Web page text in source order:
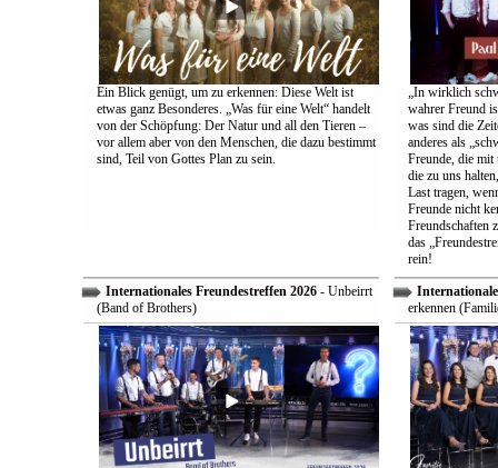
Ein Blick genügt, um zu erkennen: Diese Welt ist
etwas ganz Besonderes. „Was für eine Welt“ handelt
von der Schöpfung: Der Natur und all den Tieren –
vor allem aber von den Menschen, die dazu bestimmt
sind, Teil von Gottes Plan zu sein.
„In wirklich
wahrer Freund
was sind die
anderes als
Freunde, die mit
die zu uns
Last tragen,
Freunde nicht
Freundschaften
das
rein!
Internationales Freundestreffen 2026- Unbeirrt
(Band of Brothers)
erkennen